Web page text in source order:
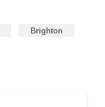
Brighton